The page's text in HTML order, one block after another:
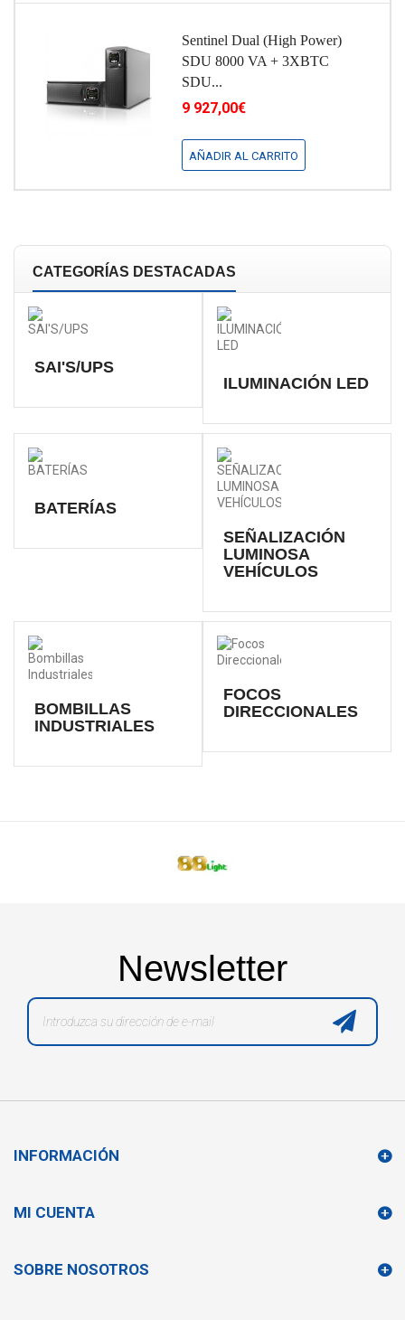
Sentinel Dual (High Power)
SDU 8000 VA + 3XBTC
SDU...
9 927,00€
AÑADIR AL CARRITO
CATEGORÍAS DESTACADAS
SAI'S/UPS
ILUMINACIÓN LED
BATERÍAS
SEÑALIZACIÓN
LUMINOSA
VEHÍCULOS
BOMBILLAS
INDUSTRIALES
FOCOS
DIRECCIONALES
Newsletter
INFORMACIÓN
MI CUENTA
SOBRE NOSOTROS